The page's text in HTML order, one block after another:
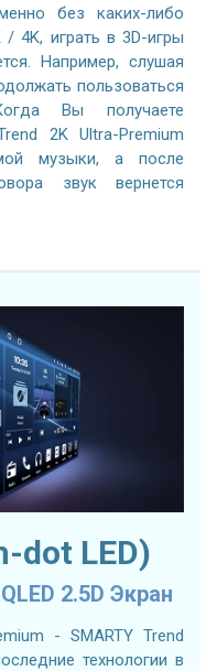
без каких-либо
4K, играть в 3D-игры
Например, слушая
пользоваться
Вы получаете
2K Ultra-Premium
музыки, а после
звук вернется
dot LED)
2.5D Экран
- SMARTY Trend
технологии в